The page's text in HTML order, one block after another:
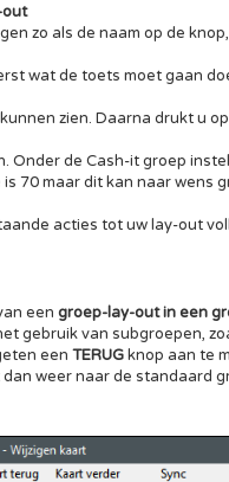
out
zo als de naam op de
wat de toets moet gaan
zien. Daarna drukt u
Onder de Cash-it groep
70 maar dit kan naar wens
acties tot uw lay-out
een groep-lay-out in een
gebruik van subgroepen,
een TERUG knop aan te
weer naar de standaard